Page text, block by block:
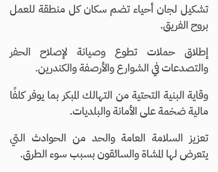
تشكيل لجان أحياء تضم سكان كل منطقة للعمل
بروح الفريق.
إطلاق حملات تطوع وصيانة لإصلاح الحفر
والتصدعات في الشوارع والأرصفة والكندرين.
وقاية البنية التحتية من التهالك المبكر بما يوفر كلفًا
مالية ضخمة على الأمانة والبلديات.
تعزيز السلامة العامة والحد من الحوادث التي
يتعرض لها المشاة والسائقون بسبب سوء الطرق.